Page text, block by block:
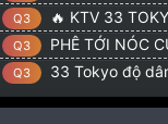
Q3 🔥 KTV 33
Q3 PHÊ TỚI NÓC
Q3 33 Tokyo độ